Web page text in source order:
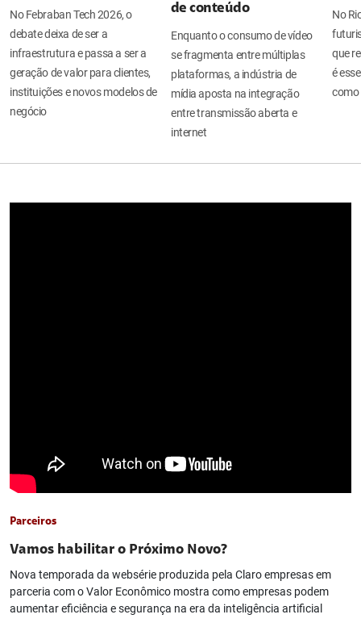
No Febraban Tech 2026, o
debate deixa de ser a
infraestrutura e passa a ser a
geração de valor para clientes,
instituições e novos modelos de
negócio
de conteúdo
Enquanto o consumo de vídeo
se fragmenta entre múltiplas
plataformas, a indústria de
mídia aposta na integração
entre transmissão aberta e
internet
No
que
é
como
Parceiros
Vamos habilitar o Próximo Novo?
Nova temporada da websérie produzida pela Claro empresas em
parceria com o Valor Econômico mostra como empresas podem
aumentar eficiência e segurança na era da inteligência artificial